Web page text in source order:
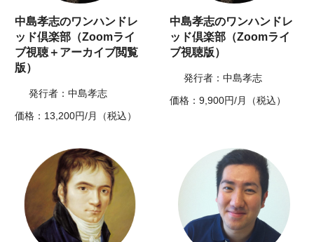
中島孝志のワンハンドレ
ッド倶楽部（Zoomライ
ブ視聴＋アーカイブ閲覧
版）
発行者：中島孝志
価格：13,200円/月（税込）
中島孝志のワンハンドレ
ッド倶楽部（Zoomライ
ブ視聴版）
発行者：中島孝志
価格：9,900円/月（税込）